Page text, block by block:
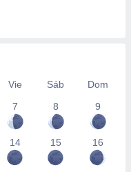
Vie Sáb
Dom
7 8 9
14 15 16